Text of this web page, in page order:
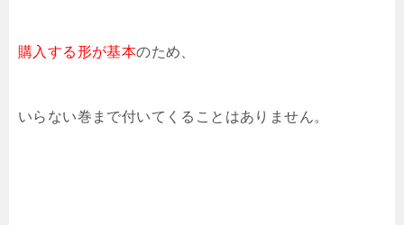
購入する形が基本のため、
いらない巻まで付いてくることはありません。